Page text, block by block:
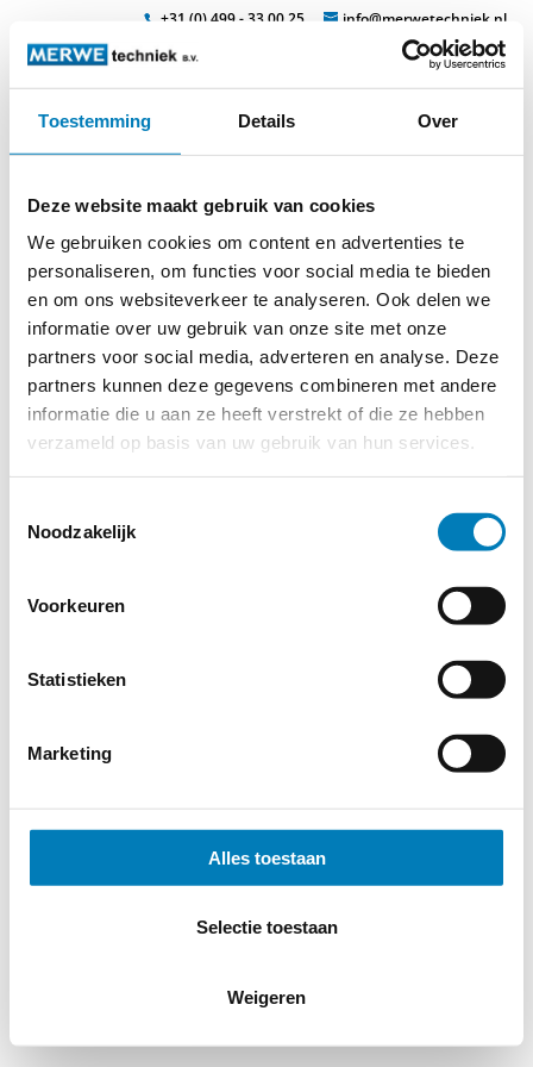
Toestemming Details Over
Deze website maakt gebruik van cookies
We gebruiken cookies om content en advertenties te
personaliseren, om functies voor social media te bieden
en om ons websiteverkeer te analyseren. Ook delen we
informatie over uw gebruik van onze site met onze
partners voor social media, adverteren en analyse. Deze
partners kunnen deze gegevens combineren met andere
informatie die u aan ze heeft verstrekt of die ze hebben
verzameld op basis van uw gebruik van hun services.
Noodzakelijk
Voorkeuren
Statistieken
Marketing
Alles toestaan
Selectie toestaan
Weigeren
+31 (0) 499 - 33 00 25 info@merwetechniek.nl
Veelzijdig in elektrotechnische producten
ho-mpk_klein-1
Cookieverklaring
Verdere contact gegevens